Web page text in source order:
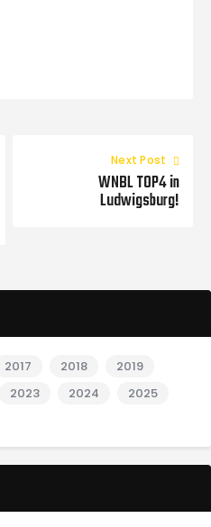
Next Post
WNBL TOP4 in
Ludwigsburg!
2017 2018
2019
2023 2024
2025